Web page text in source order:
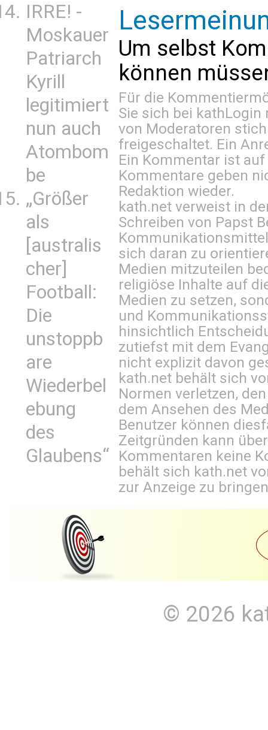
IRRE! -
Moskauer
Patriarch
Kyrill
legitimiert
nun auch
Atombom
be
„Größer
als
[australis
cher]
Football:
Die
unstoppb
are
Wiederbel
ebung
des
Glaubens“
Um selbst
können
Für die
Sie sich bei kathLogin
von Moderatoren
freigeschaltet. Ein
Ein Kommentar ist
Kommentare geben
Redaktion wieder.
kath.net verweist in
Schreiben von Papst
sich daran zu
Medien mitzuteilen
religiöse Inhalte auf
Medien zu setzen,
und
hinsichtlich
zutiefst mit dem
nicht explizit davon
kath.net behält sich
Normen verletzen,
dem Ansehen des
Benutzer können
Zeitgründen kann
Kommentaren keine
behält sich kath.net
zur Anzeige zu
© 2026